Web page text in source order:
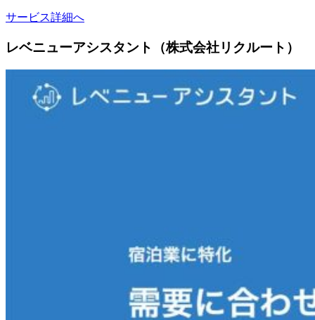
サービス詳細へ
レベニューアシスタント（株式会社リクルート）